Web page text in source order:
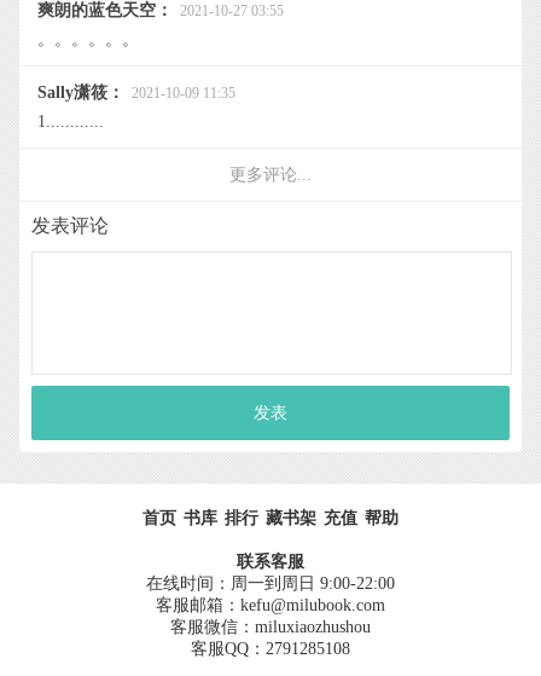
爽朗的蓝色天空： 2021-10-27 03:55
。。。。。。
Sally潇筱： 2021-10-09 11:35
1............
更多评论...
发表评论
发表
首页 书库 排行 藏书架 充值 帮助
联系客服
在线时间：周一到周日 9:00-22:00
客服邮箱：kefu@milubook.com
客服微信：miluxiaozhushou
客服QQ：2791285108